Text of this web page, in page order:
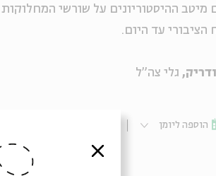
ההיסטוריונים על שורשי
עד היום.
גלי צה"ל
הוספה ליומן
סגור